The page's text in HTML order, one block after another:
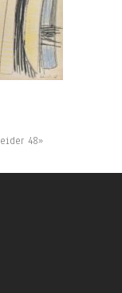
48»